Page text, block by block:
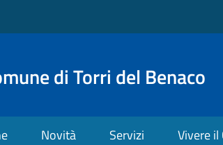
di Torri del Benaco
Novità Servizi Vivere